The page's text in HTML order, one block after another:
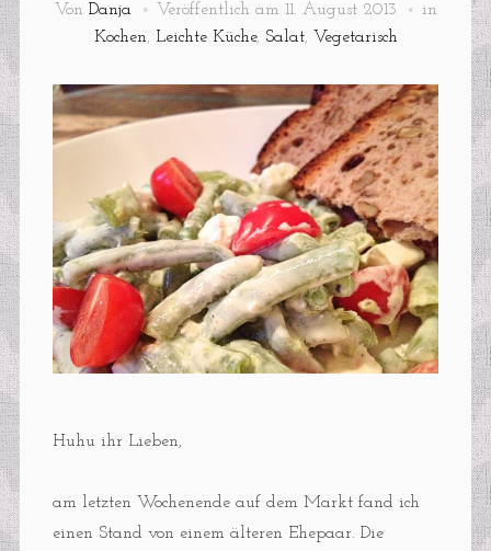
Von Danja Veröffentlich am 11. August 2013
in
Kochen, Leichte Küche, Salat, Vegetarisch
Huhu ihr Lieben,
am letzten Wochenende auf dem Markt fand ich
einen Stand von einem älteren Ehepaar. Die